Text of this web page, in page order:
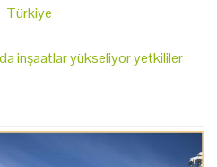
Türkiye
inşaatlar yükseliyor yetkililer